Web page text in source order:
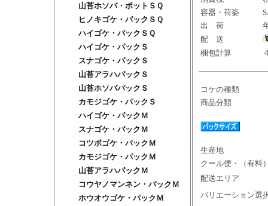
山苔ホソバ・ポットＳＱ
ヒノキゴケ・パックＳＱ
ハイゴケ・パックＳＱ
ハイゴケ・パックＳ
スナゴケ・パックＳ
山苔アラハパックＳ
山苔ホソバパックＳ
カモジゴケ・パックＳ
ハイゴケ・パックＭ
スナゴケ・パックＭ
コツボゴケ・パックＭ
カモジゴケ・パックＭ
山苔アラハパックＭ
コウヤノマンネン・パックＭ
ホウオウゴケ・パックＭ
容器・荷姿
出 荷
配 送
梱包計算
コケの種類
商品分類
生産地
クール便・（有料
配送エリア
バリエーション選